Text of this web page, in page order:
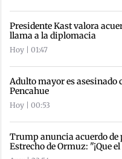
Presidente Kast valora
llama a la diplomacia
Hoy | 01:47
Adulto mayor es
Pencahue
Hoy | 00:53
Trump anuncia acuerdo de
Estrecho de Ormuz: "¡Que